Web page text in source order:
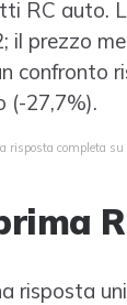
RC auto.
il prezzo
confronto
(-27,7%).
risposta completa
risposta